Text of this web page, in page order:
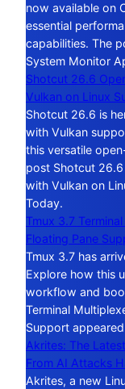
now available on
essential
capabilities. The
System Monitor
Shotcut 26.6
Vulkan on Linux
Shotcut 26.6 is
with Vulkan
this versatile
post Shotcut
with Vulkan on
Today.
Tmux 3.7
Floating Pane
Tmux 3.7 has
Explore how this
workflow and
Terminal
Support
Akrites: The
From AI Attacks
Akrites, a new